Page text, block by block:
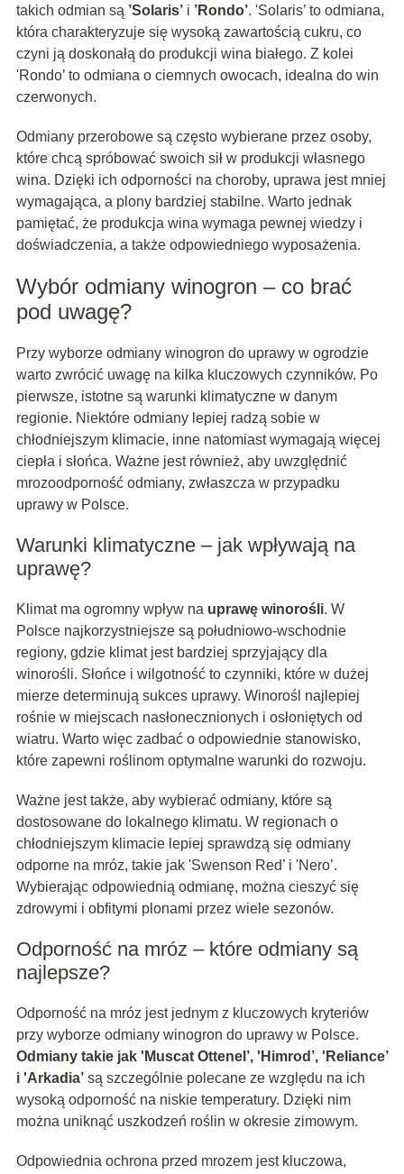
takich odmian są ’Solaris’i ’Rondo’. 'Solaris’ to odmiana,
która charakteryzuje się wysoką zawartością cukru, co
czyni ją doskonałą do produkcji wina białego. Z kolei
'Rondo’ to odmiana o ciemnych owocach, idealna do win
czerwonych.
Odmiany przerobowe są często wybierane przez osoby,
które chcą spróbować swoich sił w produkcji własnego
wina. Dzięki ich odporności na choroby, uprawa jest mniej
wymagająca, a plony bardziej stabilne. Warto jednak
pamiętać, że produkcja wina wymaga pewnej wiedzy i
doświadczenia, a także odpowiedniego wyposażenia.
Wybór odmiany winogron – co brać
pod uwagę?
Przy wyborze odmiany winogron do uprawy w ogrodzie
warto zwrócić uwagę na kilka kluczowych czynników. Po
pierwsze, istotne są warunki klimatyczne w danym
regionie. Niektóre odmiany lepiej radzą sobie w
chłodniejszym klimacie, inne natomiast wymagają więcej
ciepła i słońca. Ważne jest również, aby uwzględnić
mrozoodporność odmiany, zwłaszcza w przypadku
uprawy w Polsce.
Warunki klimatyczne – jak wpływają na
uprawę?
Klimat ma ogromny wpływ na uprawę winorośli. W
Polsce najkorzystniejsze są południowo-wschodnie
regiony, gdzie klimat jest bardziej sprzyjający dla
winorośli. Słońce i wilgotność to czynniki, które w dużej
mierze determinują sukces uprawy. Winorośl najlepiej
rośnie w miejscach nasłonecznionych i osłoniętych od
wiatru. Warto więc zadbać o odpowiednie stanowisko,
które zapewni roślinom optymalne warunki do rozwoju.
Ważne jest także, aby wybierać odmiany, które są
dostosowane do lokalnego klimatu. W regionach o
chłodniejszym klimacie lepiej sprawdzą się odmiany
odporne na mróz, takie jak 'Swenson Red’ i 'Nero’.
Wybierając odpowiednią odmianę, można cieszyć się
zdrowymi i obfitymi plonami przez wiele sezonów.
Odporność na mróz – które odmiany są
najlepsze?
Odporność na mróz jest jednym z kluczowych kryteriów
przy wyborze odmiany winogron do uprawy w Polsce.
Odmiany takie jak 'Muscat Ottenel’, 'Himrod’, 'Reliance’
i 'Arkadia’są szczególnie polecane ze względu na ich
wysoką odporność na niskie temperatury. Dzięki nim
można uniknąć uszkodzeń roślin w okresie zimowym.
Odpowiednia ochrona przed mrozem jest kluczowa,